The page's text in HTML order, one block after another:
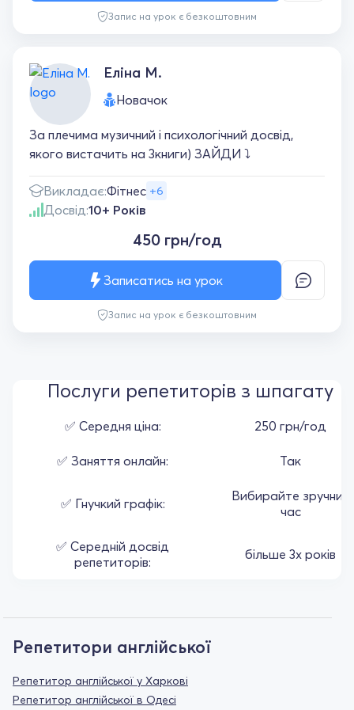
Запис на урок є безкоштовним
Еліна М.
Новачок
За плечима музичний і психологічний досвід,
якого вистачить на 3книги) ЗАЙДИ ⤵️
Викладає:Фітнес +6
Досвід:10+ Років
450 грн/год
Запис на урок є безкоштовним
Записатись на урок
Послуги репетиторів з шпагату
✅ Середня ціна: 250 грн/год
✅ Заняття онлайн: Так
✅ Гнучкий графік:
Вибирайте зручний
час
✅ Середній досвід
репетиторів:
більше 3х років
Репетитори англійської
Репетитор англійської у Харкові
Репетитор англійської в Одесі